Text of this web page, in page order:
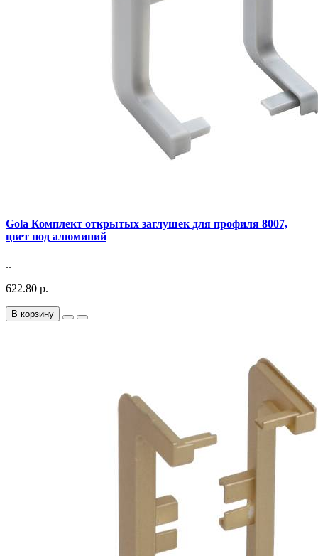
Gola Комплект открытых заглушек для профиля 8007,
цвет под алюминий
..
622.80 р.
В корзину